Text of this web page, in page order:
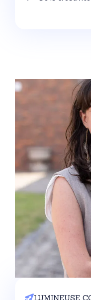
LUMINEUSE